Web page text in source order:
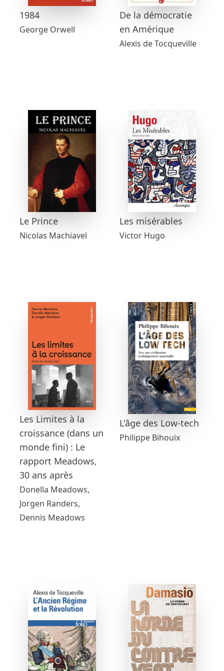
1984
George Orwell
De la démocratie
en Amérique
Alexis de Tocqueville
Le Prince
Nicolas Machiavel
Les misérables
Victor Hugo
Les Limites à la
croissance (dans un
monde fini) : Le
rapport Meadows,
30 ans après
Donella Meadows,
Jorgen Randers,
Dennis Meadows
L'âge des Low-tech
Philippe Bihouix